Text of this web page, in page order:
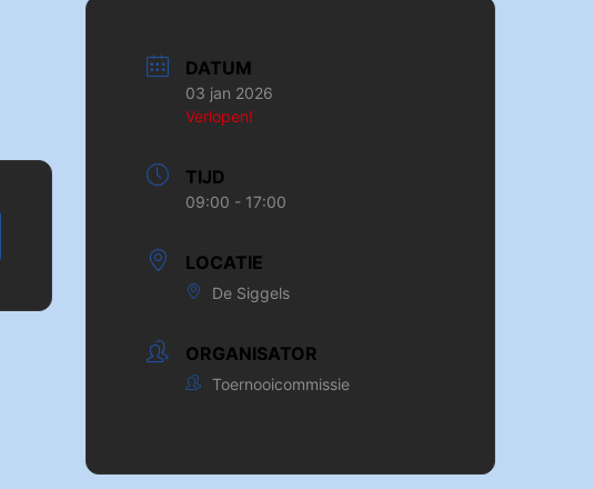
DATUM
03 jan 2026
Verlopen!
TIJD
09:00 - 17:00
LOCATIE
De Siggels
ORGANISATOR
Toernooicommissie